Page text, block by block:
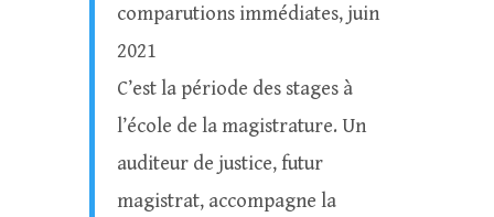
comparutions immédiates, juin
2021
C’est la période des stages à
l’école de la magistrature. Un
auditeur de justice, futur
magistrat, accompagne la